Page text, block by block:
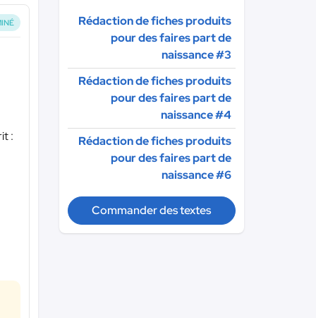
:
Rédaction de fiches produits
pour des faires part de
naissance #3
Rédaction de fiches produits
pour des faires part de
naissance #4
Rédaction de fiches produits
pour des faires part de
naissance #6
Commander des textes